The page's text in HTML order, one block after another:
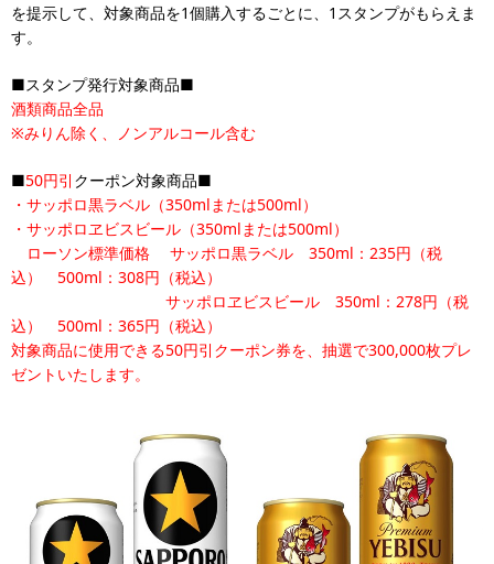
を提示して、対象商品を1個購入するごとに、1スタンプがもらえま
す。
■スタンプ発行対象商品■
酒類商品全品
※みりん除く、ノンアルコール含む
■50円引 クーポン対象商品■
・サッポロ黒ラベル（350mlまたは500ml）
・サッポロヱビスビール（350mlまたは500ml）
ローソン標準価格 サッポロ黒ラベル 350ml：235円（税
込） 500ml：308円（税込）
サッポロヱビスビール 350ml：278円（税
込） 500ml：365円（税込）
対象商品に使用できる50円引クーポン券を、抽選で300,000枚プレ
ゼントいたします。